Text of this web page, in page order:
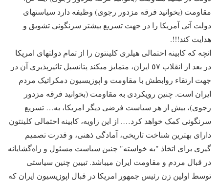
مقاومت (بخوانید فرقه مزدور رجوی) وظیفه دارد سیاستهاى
دولت آتى آمریکا را در جهت تسریع بیشتر سرنگونى تشویق و
هدایت کند!!!.
انچه که کابینه احتمالى هیلرى کلینتون را از تمام دولتهاى امریکا
در بعد از انقلاب ٥٧ ایران، متمایز میکند پتانسیل تاثیرپذیرى آن در
جهت ارتقاء روابطش با مقاومت و اپوزیسیون دمکراتیک مردم
ایران است. چنین رویکردى به مقاومت (بخوانید فرقه مزدور
رجوی)، بیش از هر سیاست فرضى دیگر امریکا، به… تسریع
سرنگونى کمک خواهد کرد…. از این زاویه، کابینه احتمالى کلینتون
داراى بهترین شناخت تاریخى، آمادگى ذهنى، و قدرت تصمیم
گیرى براى اتخاذ "به خواسته" چنین سیاست مسئول و راه‌گشایانه
در قبال مردم و مقاومت ایران میباشد. تبیین چنین سیاستى
توسط اولین زن رئیس جمهور امریکا در قبال اپوزیسیون ایران که